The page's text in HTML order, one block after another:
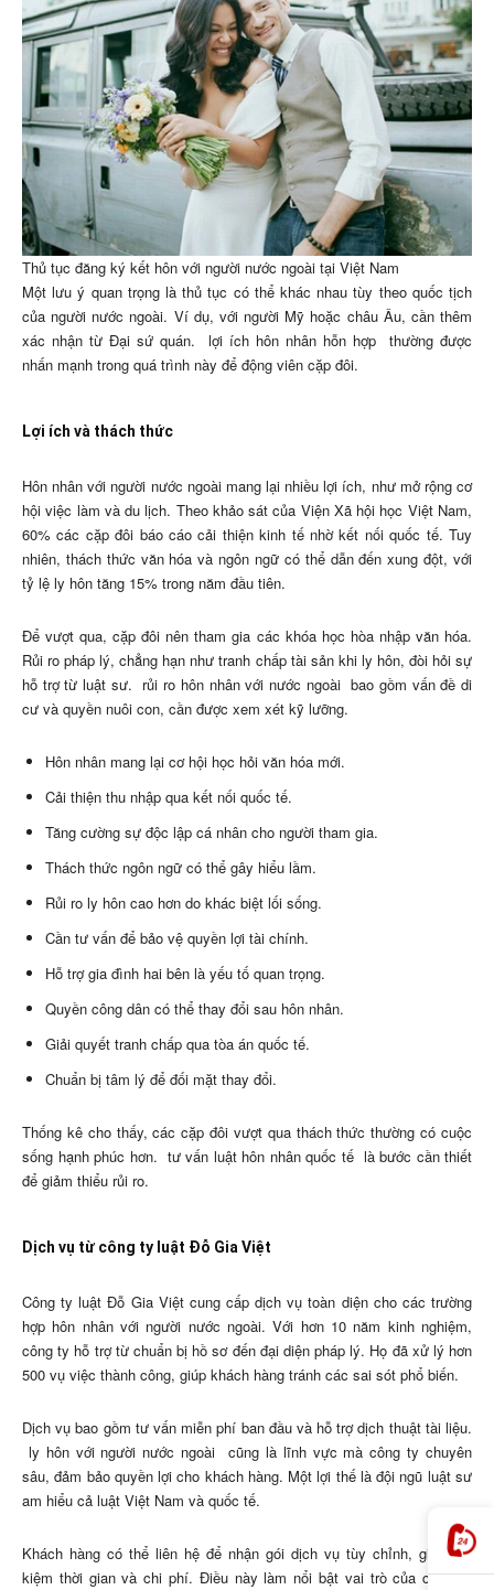
Thủ tục đăng ký kết hôn với người nước ngoài tại Việt Nam
Một lưu ý quan trọng là thủ tục có thể khác nhau tùy theo quốc tịch
của người nước ngoài. Ví dụ, với người Mỹ hoặc châu Âu, cần thêm
xác nhận từ Đại sứ quán.
lợi ích hôn nhân hỗn hợp
thường được
nhấn mạnh trong quá trình này để động viên cặp đôi.
Lợi ích và thách thức
Hôn nhân với người nước ngoài mang lại nhiều lợi ích, như mở rộng cơ
hội việc làm và du lịch. Theo khảo sát của Viện Xã hội học Việt Nam,
60% các cặp đôi báo cáo cải thiện kinh tế nhờ kết nối quốc tế. Tuy
nhiên, thách thức văn hóa và ngôn ngữ có thể dẫn đến xung đột, với
tỷ lệ ly hôn tăng 15% trong năm đầu tiên.
Để vượt qua, cặp đôi nên tham gia các khóa học hòa nhập văn hóa.
Rủi ro pháp lý, chẳng hạn như tranh chấp tài sản khi ly hôn, đòi hỏi sự
hỗ trợ từ luật sư. rủi ro hôn nhân với nước ngoài bao gồm vấn đề di
cư và quyền nuôi con, cần được xem xét kỹ lưỡng.
Hôn nhân mang lại cơ hội học hỏi văn hóa mới.
Cải thiện thu nhập qua kết nối quốc tế.
Tăng cường sự độc lập cá nhân cho người tham gia.
Thách thức ngôn ngữ có thể gây hiểu lầm.
Rủi ro ly hôn cao hơn do khác biệt lối sống.
Cần tư vấn để bảo vệ quyền lợi tài chính.
Hỗ trợ gia đình hai bên là yếu tố quan trọng.
Quyền công dân có thể thay đổi sau hôn nhân.
Giải quyết tranh chấp qua tòa án quốc tế.
Chuẩn bị tâm lý để đối mặt thay đổi.
Thống kê cho thấy, các cặp đôi vượt qua thách thức thường có cuộc
sống hạnh phúc hơn. tư vấn luật hôn nhân quốc tế là bước cần thiết
để giảm thiểu rủi ro.
Dịch vụ từ công ty luật Đỗ Gia Việt
Công ty luật Đỗ Gia Việt cung cấp dịch vụ toàn diện cho các trường
hợp hôn nhân với người nước ngoài. Với hơn 10 năm kinh nghiệm,
công ty hỗ trợ từ chuẩn bị hồ sơ đến đại diện pháp lý. Họ đã xử lý hơn
500 vụ việc thành công, giúp khách hàng tránh các sai sót phổ biến.
Dịch vụ bao gồm tư vấn miễn phí ban đầu và hỗ trợ dịch thuật tài liệu.
ly hôn với người nước ngoài
cũng là lĩnh vực mà công ty chuyên
sâu, đảm bảo quyền lợi cho khách hàng. Một lợi thế là đội ngũ luật sư
am hiểu cả luật Việt Nam và quốc tế.
Khách hàng có thể liên hệ để nhận gói dịch vụ tùy chỉnh, giúp tiết
kiệm thời gian và chi phí. Điều này làm nổi bật vai trò của công ty